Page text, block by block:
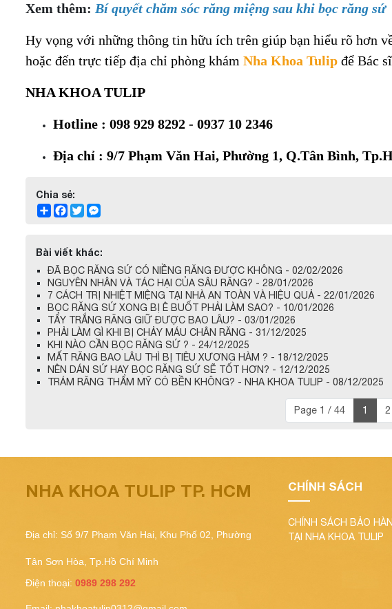
Xem thêm: Bí quyết chăm sóc răng miệng sau khi bọc răng sứ
Hy vọng với những thông tin hữu ích trên giúp bạn hiểu rõ hơn
hoặc đến trực tiếp địa chỉ phòng khám Nha Khoa Tulip để Bác
NHA KHOA TULIP
Hotline : 098 929 8292 - 0937 10 2346
Địa chỉ : 9/7 Phạm Văn Hai, Phường 1, Q.Tân Bình,
Chia sẻ:
ShareFacebook
Twitter
Bài viết khác:
ĐÃ BỌC RĂNG SỨ CÓ NIỀNG RĂNG ĐƯỢC KHÔNG - 02/02/2026
NGUYÊN NHÂN VÀ TÁC HẠI CỦA SÂU RĂNG? - 28/01/2026
7 CÁCH TRỊ NHIỆT MIỆNG TẠI NHÀ AN TOÀN VÀ HIỆU QUẢ - 22/01/2026
BỌC RĂNG SỨ XONG BỊ Ê BUỐT PHẢI LÀM SAO? - 10/01/2026
TẨY TRẮNG RĂNG GIỮ ĐƯỢC BAO LÂU? - 03/01/2026
PHẢI LÀM GÌ KHI BỊ CHẢY MÁU CHÂN RĂNG - 31/12/2025
KHI NÀO CẦN BỌC RĂNG SỨ ? - 24/12/2025
MẤT RĂNG BAO LÂU THÌ BỊ TIÊU XƯƠNG HÀM ? - 18/12/2025
NÊN DÁN SỨ HAY BỌC RĂNG SỨ SẼ TỐT HƠN? - 12/12/2025
TRÁM RĂNG THẨM MỸ CÓ BỀN KHÔNG? - NHA KHOA TULIP - 08/12/2025
Page 1 / 44 1 2
NHA KHOA TULIP TP. HCM
Địa chỉ: Số 9/7 Phạm Văn Hai, Khu Phố 02, Phường
Tân Sơn Hòa, Tp.Hồ Chí Minh
Điện thoại: 0989 298 292
CHÍNH SÁCH
CHÍNH SÁCH BẢO
TẠI NHA KHOA TULIP